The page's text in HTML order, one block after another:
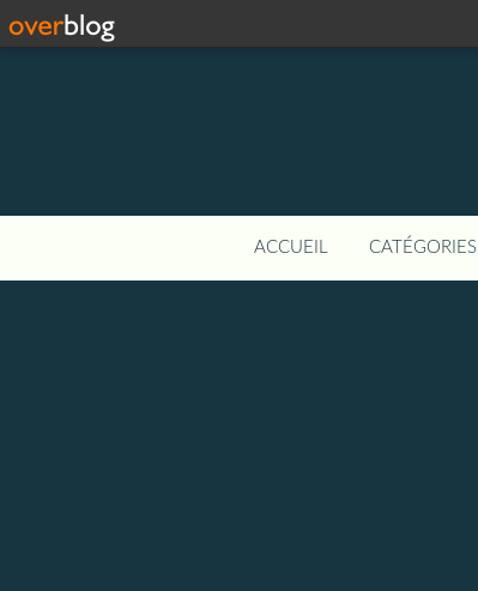
ACCUEIL CATÉGORIES